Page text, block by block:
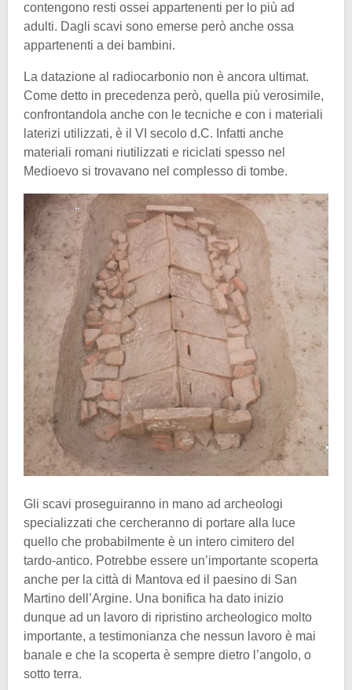
contengono resti ossei appartenenti per lo più ad
adulti. Dagli scavi sono emerse però anche ossa
appartenenti a dei bambini.
La datazione al radiocarbonio non è ancora ultimat.
Come detto in precedenza però, quella più verosimile,
confrontandola anche con le tecniche e con i materiali
laterizi utilizzati, è il VI secolo d.C. Infatti anche
materiali romani riutilizzati e riciclati spesso nel
Medioevo si trovavano nel complesso di tombe.
Gli scavi proseguiranno in mano ad archeologi
specializzati che cercheranno di portare alla luce
quello che probabilmente è un intero cimitero del
tardo-antico. Potrebbe essere un’importante scoperta
anche per la città di Mantova ed il paesino di San
Martino dell’Argine. Una bonifica ha dato inizio
dunque ad un lavoro di ripristino archeologico molto
importante, a testimonianza che nessun lavoro è mai
banale e che la scoperta è sempre dietro l’angolo, o
sotto terra.